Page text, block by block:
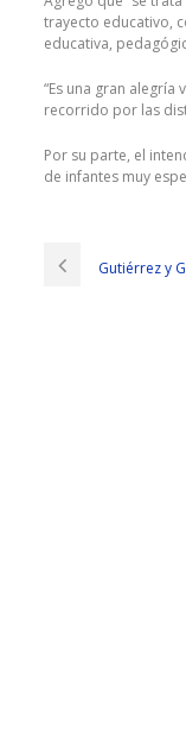
trayecto educativo,
educativa,
“Es una gran
recorrido por las
Por su parte, el
de infantes muy
Gutiérrez y